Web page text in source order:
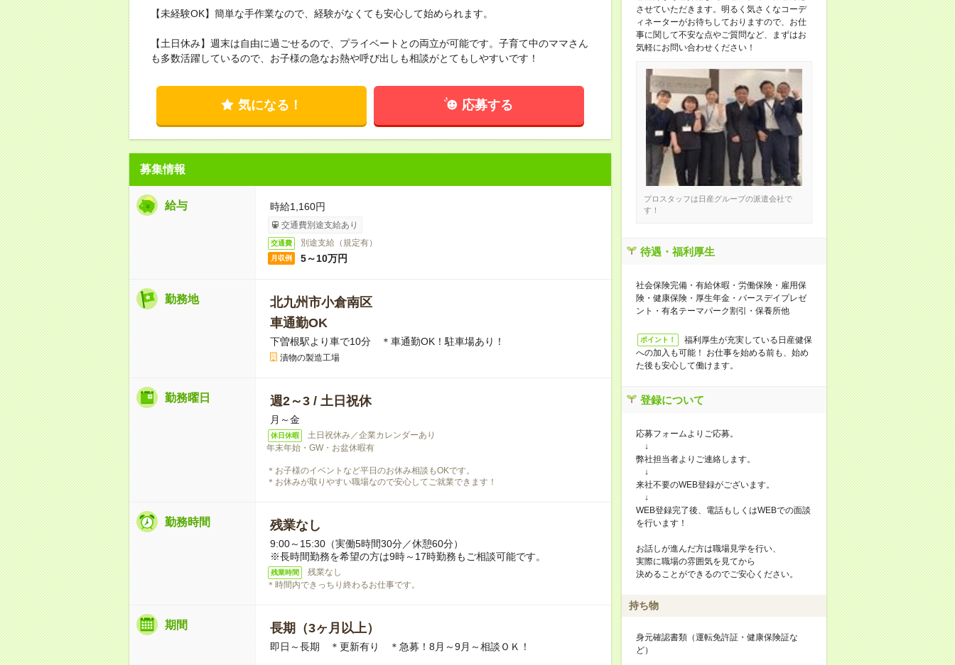
【未経験OK】簡単な手作業なので、経験がなくても安心して始められます。
【土日休み】週末は自由に過ごせるので、プライベートとの両立が可能です。子育て中のママさん
も多数活躍しているので、お子様の急なお熱や呼び出しも相談がとてもしやすいです！
気になる！ 応募する
募集情報
給与 時給1,160円
交通費別途支給あり
交通費 別途支給（規定有）
月収例 5～10万円
勤務地
北九州市小倉南区
車通勤OK
下曽根駅より車で10分 ＊車通勤OK！駐車場あり！
漬物の製造工場
勤務曜日 週2～3 / 土日祝休
月～金
休日休暇
土日祝休み／企業カレンダーあり
年末年始・GW・お盆休暇有
＊お子様のイベントなど平日のお休み相談もOKです。
＊お休みが取りやすい職場なので安心してご就業できます！
勤務時間 残業なし
9:00～15:30（実働5時間30分／休憩60分）
※長時間勤務を希望の方は9時～17時勤務もご相談可能です。
残業時間
残業なし
＊時間内できっちり終わるお仕事です。
期間 長期（3ヶ月以上）
即日～長期 ＊更新有り ＊急募！8月～9月～相談ＯＫ！
させていただきます。明るく気さくなコーデ
ィネーターがお待ちしておりますので、お仕
事に関して不安な点やご質問など、まずはお
気軽にお問い合わせください！
プロスタッフは日産グループの派遣会社で
す！
待遇・福利厚生
社会保険完備・有給休暇・労働保険・雇用保
険・健康保険・厚生年金・バースデイプレゼ
ント・有名テーマパーク割引・保養所他
ポイント！
福利厚生が充実している日産健保
への加入も可能！ お仕事を始める前も、始め
た後も安心して働けます。
登録について
応募フォームよりご応募。
↓
弊社担当者よりご連絡します。
↓
来社不要のWEB登録がございます。
↓
WEB登録完了後、電話もしくはWEBでの面談
を行います！
お話しが進んだ方は職場見学を行い、
実際に職場の雰囲気を見てから
決めることができるのでご安心ください。
持ち物
身元確認書類（運転免許証・健康保険証な
ど）